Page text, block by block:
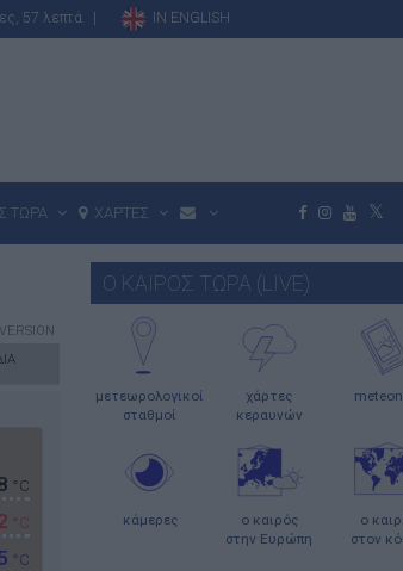
57 λεπτά | IN ENGLISH
ΤΩΡΑ ΧΑΡΤΕΣ
°C
°C
°C
Ο ΚΑΙΡΟΣ ΤΩΡΑ (LIVE)
μετεωρολογικοί
σταθμοί
χάρτες
κεραυνών
κάμερες
ο καιρός
στην Ευρώπη
ο
στον